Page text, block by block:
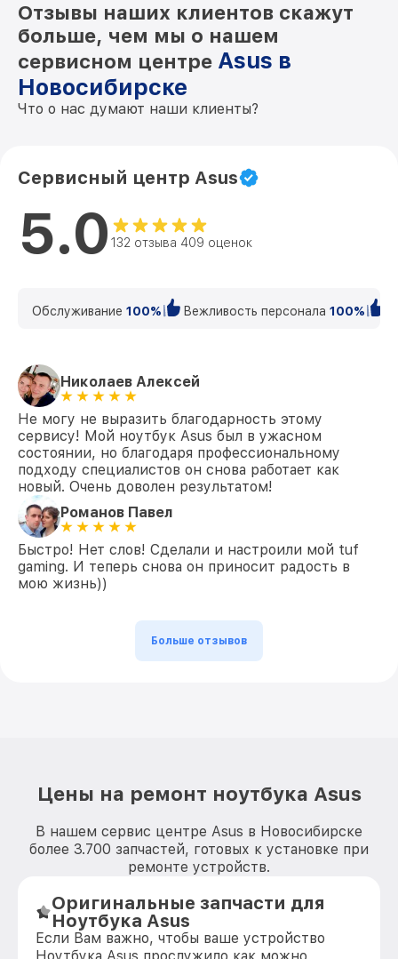
Отзывы наших клиентов скажут
больше, чем мы о нашем
сервисном центре Asus в
Новосибирске
Что о нас думают наши клиенты?
Сервисный центр Asus
5.0 132 отзыва 409 оценок
Обслуживание 100% Вежливость персонала 100%
Николаев Алексей
Не могу не выразить благодарность этому
сервису! Мой ноутбук Asus был в ужасном
состоянии, но благодаря профессиональному
подходу специалистов он снова работает как
новый. Очень доволен результатом!
Романов Павел
Быстро! Нет слов! Сделали и настроили мой tuf
gaming. И теперь снова он приносит радость в
мою жизнь))
Больше отзывов
Цены на ремонт ноутбука Asus
В нашем сервис центре Asus в Новосибирске
более 3.700 запчастей, готовых к установке при
ремонте устройств.
Оригинальные запчасти для
Ноутбука Asus
Если Вам важно, чтобы ваше устройство